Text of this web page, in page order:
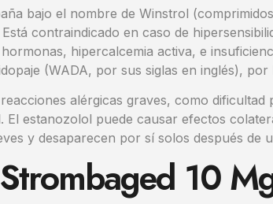
bajo el nombre de Winstrol
contraindicado en caso de
hipercalcemia activa, e
(WADA, por sus siglas en inglés),
alérgicas graves, como
El estanozolol puede causar efectos
y desaparecen por sí solos después de
10